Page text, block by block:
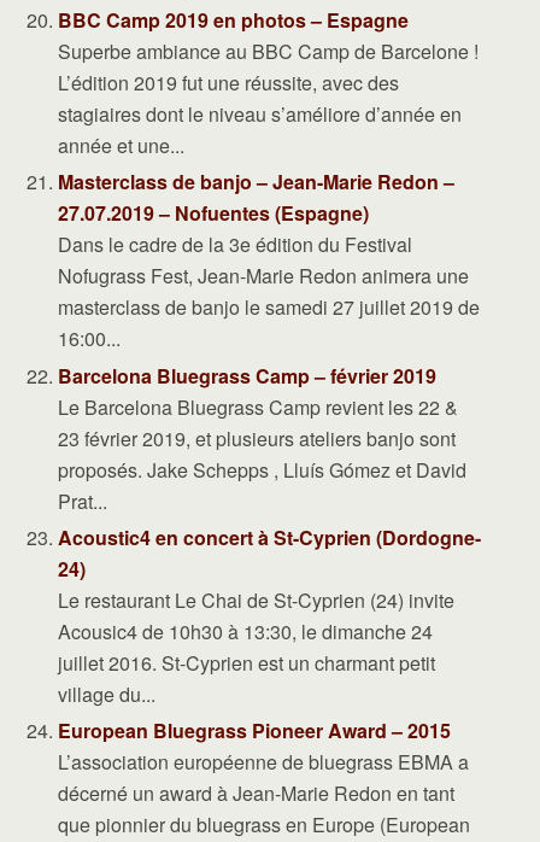
BBC Camp 2019 en photos – Espagne
Superbe ambiance au BBC Camp de Barcelone !
L’édition 2019 fut une réussite, avec des
stagiaires dont le niveau s’améliore d’année en
année et une...
Masterclass de banjo – Jean-Marie Redon –
27.07.2019 – Nofuentes (Espagne)
Dans le cadre de la 3e édition du Festival
Nofugrass Fest, Jean-Marie Redon animera une
masterclass de banjo le samedi 27 juillet 2019 de
16:00...
Barcelona Bluegrass Camp – février 2019
Le Barcelona Bluegrass Camp revient les 22 &
23 février 2019, et plusieurs ateliers banjo sont
proposés. Jake Schepps , Lluís Gómez et David
Prat...
Acoustic4 en concert à St-Cyprien (Dordogne-
24)
Le restaurant Le Chai de St-Cyprien (24) invite
Acousic4 de 10h30 à 13:30, le dimanche 24
juillet 2016. St-Cyprien est un charmant petit
village du...
European Bluegrass Pioneer Award – 2015
L’association européenne de bluegrass EBMA a
décerné un award à Jean-Marie Redon en tant
que pionnier du bluegrass en Europe (European